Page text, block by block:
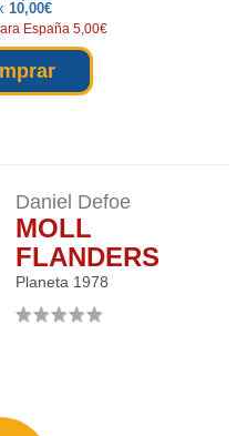
10,00€
España 5,00€
Daniel Defoe
MOLL
FLANDERS
Planeta 1978